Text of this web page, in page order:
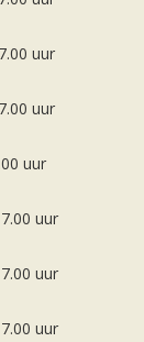
uur
uur
uur
uur
uur
uur